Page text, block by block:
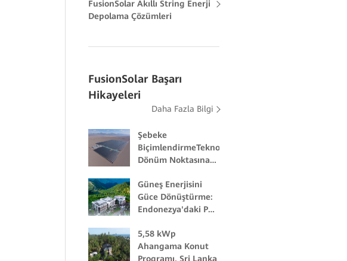
FusionSolar Akıllı String Enerji
Depolama Çözümleri
FusionSolar Başarı
Hikayeleri
Daha Fazla Bilgi
Şebeke
BiçimlendirmeTeknolojisi
Dönüm Noktasına
Ticareti Hızla
Yükseliyor
Güneş Enerjisini
Güce Dönüştürme:
Endonezya'daki PT
Şebekeden
Bağımsız Güneş
5,58 kWp
Ahangama Konut
Programı, Sri Lanka